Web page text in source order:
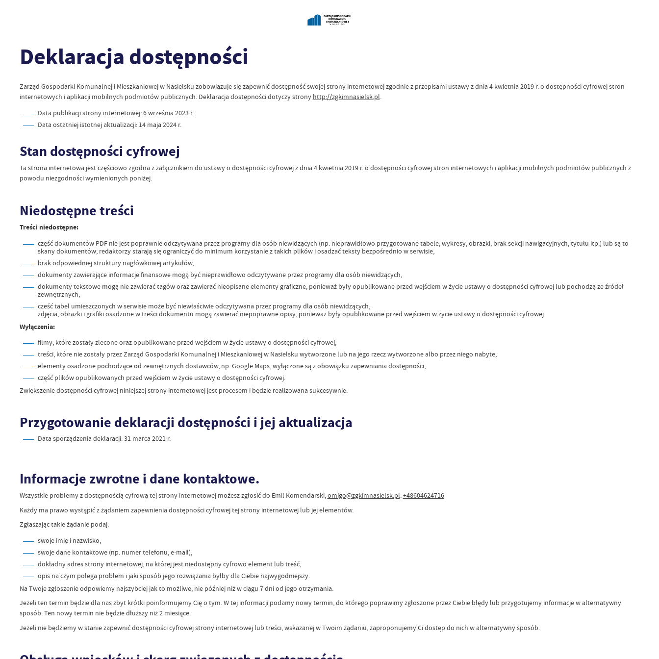
Deklaracja dostępności
Zarząd Gospodarki Komunalnej i Mieszkaniowej w Nasielsku zobowiązuje się zapewnić dostępność swojejstrony internetowejzgodnie z przepisami ustawy z dnia 4 kwietnia 2019 r. o dostępności cyfrowej stron
internetowych i aplikacji mobilnych podmiotów publicznych. Deklaracja dostępności dotyczy strony http://zgkimnasielsk.pl.
Data publikacji strony internetowej:6 września 2023 r.
Data ostatniej istotnej aktualizacji: 14 maja 2024 r.
Stan dostępności cyfrowej
Ta strona internetowa jest częściowo zgodna z załącznikiem do ustawy o dostępności cyfrowej z dnia 4 kwietnia 2019 r. o dostępności cyfrowej stron internetowych i aplikacji mobilnych podmiotów publicznych z
powodu niezgodności wymienionych poniżej.
Niedostępne treści
Treści niedostępne:
część dokumentów PDF nie jest poprawnie odczytywana przez programy dla osób niewidzących (np. nieprawidłowo przygotowane tabele, wykresy, obrazki, brak sekcji nawigacyjnych, tytułu itp.) lub są to
skany dokumentów; redaktorzy starają się ograniczyć do minimum korzystanie z takich plików i osadzać teksty bezpośrednio w serwisie,
brak odpowiedniej struktury nagłówkowej artykułów,
dokumenty zawierające informacje finansowe mogą być nieprawidłowo odczytywane przez programy dla osób niewidzących,
dokumenty tekstowe mogą nie zawierać tagów oraz zawierać nieopisane elementy graficzne, ponieważ były opublikowane przed wejściem w życie ustawy o dostępności cyfrowej lub pochodzą ze źródeł
zewnętrznych,
cześć tabel umieszczonych w serwisie może być niewłaściwie odczytywana przez programy dla osób niewidzących,
zdjęcia, obrazki i grafiki osadzone w treści dokumentu mogą zawierać niepoprawne opisy, ponieważ były opublikowane przed wejściem w życie ustawy o dostępności cyfrowej.
Wyłączenia:
filmy, które zostały zlecone oraz opublikowane przed wejściem w życie ustawy o dostępności cyfrowej,
treści, które nie zostały przez Zarząd Gospodarki Komunalnej i Mieszkaniowej w Nasielsku wytworzone lub na jego rzecz wytworzone albo przez niego nabyte,
elementy osadzone pochodzące od zewnętrznych dostawców, np. Google Maps, wyłączone są z obowiązku zapewniania dostępności,
część plików opublikowanych przed wejściem w życie ustawy o dostępności cyfrowej.
Zwiększenie dostępności cyfrowej niniejszej strony internetowej jest procesem i będzie realizowana sukcesywnie.
Przygotowanie deklaracji dostępności i jej aktualizacja
Data sporządzenia deklaracji:31 marca 2021 r.
Informacje zwrotne i dane kontaktowe.
Wszystkie problemy z dostępnością cyfrową tej strony internetowej możesz zgłosić do Emil Komendarski,omigo@zgkimnasielsk.pl.+48604624716
Każdy ma prawo wystąpić z żądaniem zapewnienia dostępności cyfrowej tej strony internetowej lub jej elementów.
Zgłaszając takie żądanie podaj:
swoje imię i nazwisko,
swoje dane kontaktowe (np. numer telefonu, e-mail),
dokładny adres strony internetowej, na której jest niedostępny cyfrowo element lub treść,
opis na czym polega problem i jaki sposób jego rozwiązania byłby dla Ciebie najwygodniejszy.
Na Twoje zgłoszenie odpowiemy najszybciej jak to możliwe, nie później niż w ciągu 7 dni od jego otrzymania.
Jeżeli ten termin będzie dla nas zbyt krótki poinformujemy Cię o tym. W tej informacji podamy nowy termin, do którego poprawimy zgłoszone przez Ciebie błędy lub przygotujemy informacje w alternatywny
sposób. Ten nowy termin nie będzie dłuższy niż 2 miesiące.
Jeżeli nie będziemy w stanie zapewnić dostępności cyfrowej strony internetowej lub treści, wskazanej w Twoim żądaniu, zaproponujemy Ci dostęp do nich w alternatywny sposób.